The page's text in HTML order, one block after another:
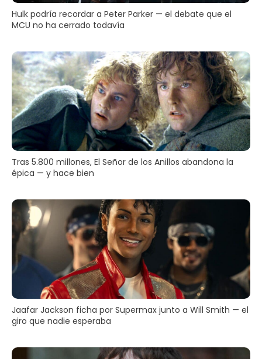
Hulk podría recordar a Peter Parker — el debate que el
MCU no ha cerrado todavía
Tras 5.800 millones, El Señor de los Anillos abandona la
épica — y hace bien
Jaafar Jackson ficha por Supermax junto a Will Smith — el
giro que nadie esperaba